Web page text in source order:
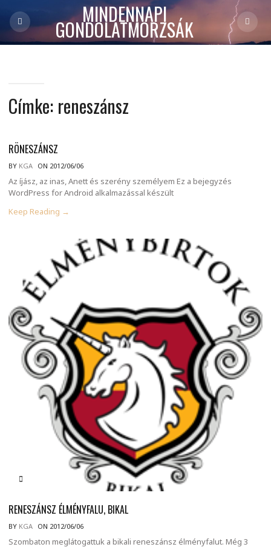
MINDENNAPI
GONDOLATMORZSÁK
Címke: reneszánsz
RÖNESZÁNSZ
BY KGA ON 2012/06/06
Az íjász, az inas, Anett és szerény személyem Ez a bejegyzés
WordPress for Android alkalmazással készült
Keep Reading →
RENESZÁNSZ ÉLMÉNYFALU, BIKAL
BY KGA ON 2012/06/06
Szombaton meglátogattuk a bikali reneszánsz élményfalut. Még 3